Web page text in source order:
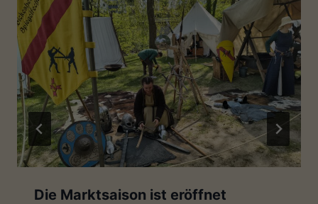
Die Marktsaison ist eröffnet